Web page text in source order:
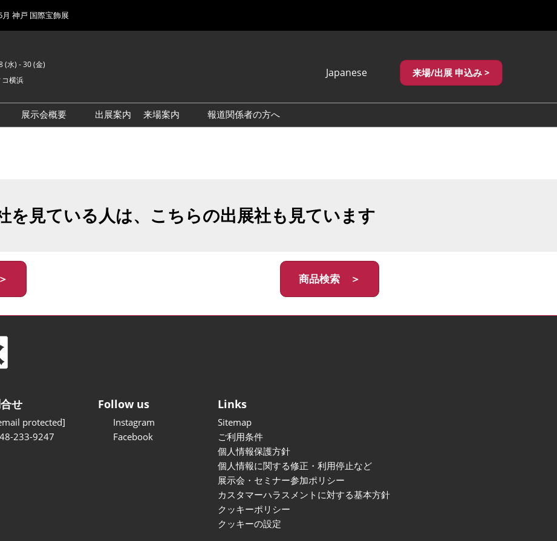
月 神戸 国際宝飾展
(水) - 30 (金)
横浜
Japanese
繁體中文
来場/出展 申込み >
展示会概要
出展案内
来場案内
報道関係者の方へ
を見ている人は、こちらの出展社も見ています
商品検索 ＞
せ
protected]
233-9247
Follow us
Instagram
Facebook
Links
Sitemap
ご利用条件
個人情報保護方針
個人情報に関する修正・利用停止など
展示会・セミナー参加ポリシー
カスタマーハラスメントに対する基本方針
クッキーポリシー
クッキーの設定